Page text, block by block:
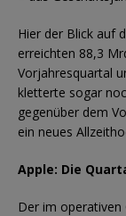
Hier der Blick auf
erreichten 88,3
Vorjahresquartal
kletterte sogar
gegenüber dem
ein neues
Apple: Die
Der im